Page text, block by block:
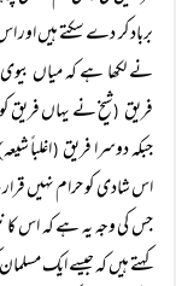
برباد کر دے سکتے ہیں اور
نے لکھا ہے کہ میاں
فریق (شیخ نے یہاں فریق
جبکہ دوسرا فریق (اغلباً
اس شادی کو حرام نہیں قرار
جس کی وجہ یہ ہے کہ اس کا
کہتے ہیں کہ جیسے ایک